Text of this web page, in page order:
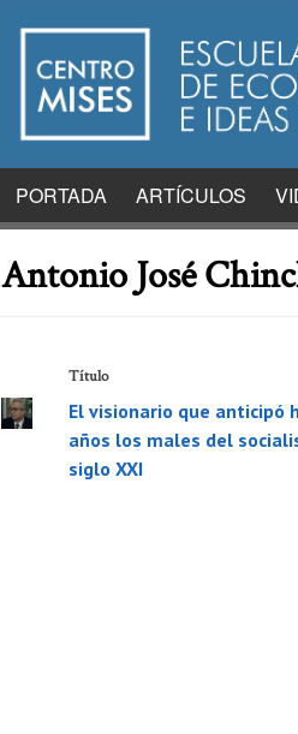
PORTADA ARTÍCULOS
Antonio José
Título
El visionario que anticipó
años los males del
siglo XXI